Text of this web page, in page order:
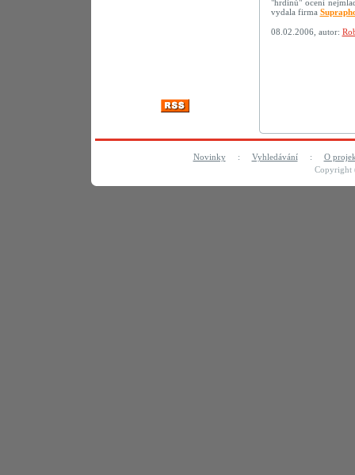
"hrdinů" ocení
vydala firma
08.02.2006, autor:
Novinky: Vyhledávání: O
Copyright